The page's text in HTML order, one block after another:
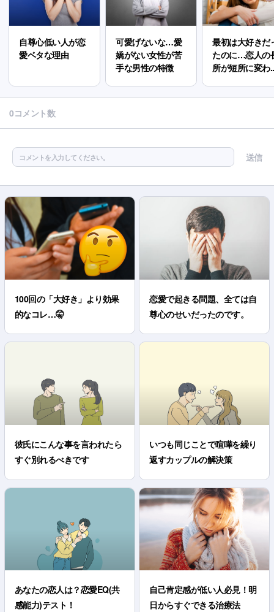
自尊心低い人が恋
愛ベタな理由
可愛げないな…愛
嬌がない女性が苦
手な男性の特徴
最初は大好きだ
たのに…恋人の
所が短所に変わ
0コメント数
コメントを入力してください。 送信
100回の「大好き」より効果
的なコレ…🤫
恋愛で起きる問題、全ては自
尊心のせいだったのです。
彼氏にこんな事を言われたら
すぐ別れるべきです
いつも同じことで喧嘩を繰り
返すカップルの解決策
あなたの恋人は？恋愛EQ(共
感能力)テスト！
自己肯定感が低い人必見！明
日からすぐできる治療法